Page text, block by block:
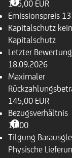
145,00 EUR
Emissionspreis
Kapitalschutz kein
Kapitalschutz
Letzter
18.09.2026
Maximaler
145,00 EUR
Bezugsverhältnis
1,000
Tilgung
Physische